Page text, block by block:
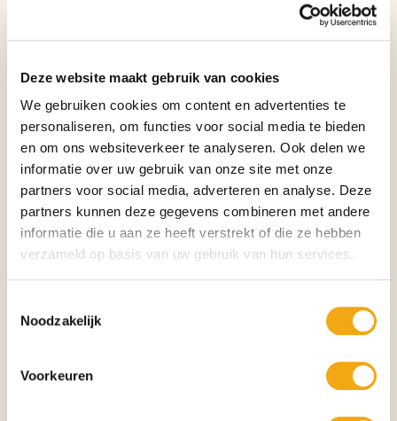
Deze website maakt gebruik van cookies
We gebruiken cookies om content en advertenties te
personaliseren, om functies voor social media te bieden
en om ons websiteverkeer te analyseren. Ook delen we
informatie over uw gebruik van onze site met onze
partners voor social media, adverteren en analyse. Deze
partners kunnen deze gegevens combineren met andere
informatie die u aan ze heeft verstrekt of die ze hebben
verzameld op basis van uw gebruik van hun services.
Noodzakelijk
Voorkeuren